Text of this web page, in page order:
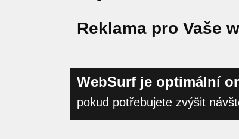
Reklama pro Vaše
WebSurf je optimální
pokud potřebujete zvýšit